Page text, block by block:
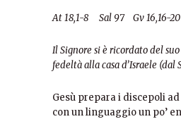
At 18,1-8 Sal 97 Gv 16,16-20
Il Signore si è ricordato del
fedeltà alla casa d’Israele (dal
Gesù prepara i discepoli
con un linguaggio un po’